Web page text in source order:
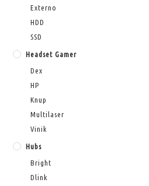
Externo
HDD
SSD
Headset Gamer
Dex
HP
Knup
Multilaser
Vinik
Hubs
Bright
Dlink